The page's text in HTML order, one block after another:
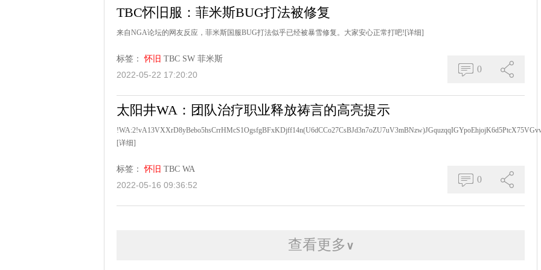
TBC怀旧服：菲米斯BUG打法被修复
来自NGA论坛的网友反应，菲米斯国服BUG打法似乎已经被暴雪修复。大家安心正常打吧! [详细]
标签： 怀旧 TBC SW 菲米斯
2022-05-22 17:20:20
0
太阳井WA：团队治疗职业释放祷言的高亮提示
[详细]
标签： 怀旧 TBC WA
2022-05-16 09:36:52
0
查看更多 ∨